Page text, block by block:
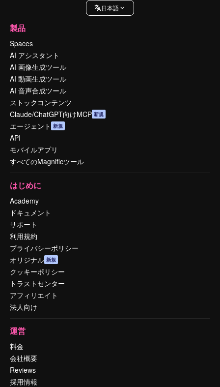
日本語
製品
Spaces
AI アシスタント
AI 画像生成ツール
AI 動画生成ツール
AI 音声合成ツール
ストックコンテンツ
Claude/ChatGPT向けMCP 新規
エージェント 新規
API
モバイルアプリ
すべてのMagnificツール
はじめに
Academy
ドキュメント
サポート
利用規約
プライバシーポリシー
オリジナル 新規
クッキーポリシー
トラストセンター
アフィリエイト
法人向け
運営
料金
会社概要
Reviews
採用情報